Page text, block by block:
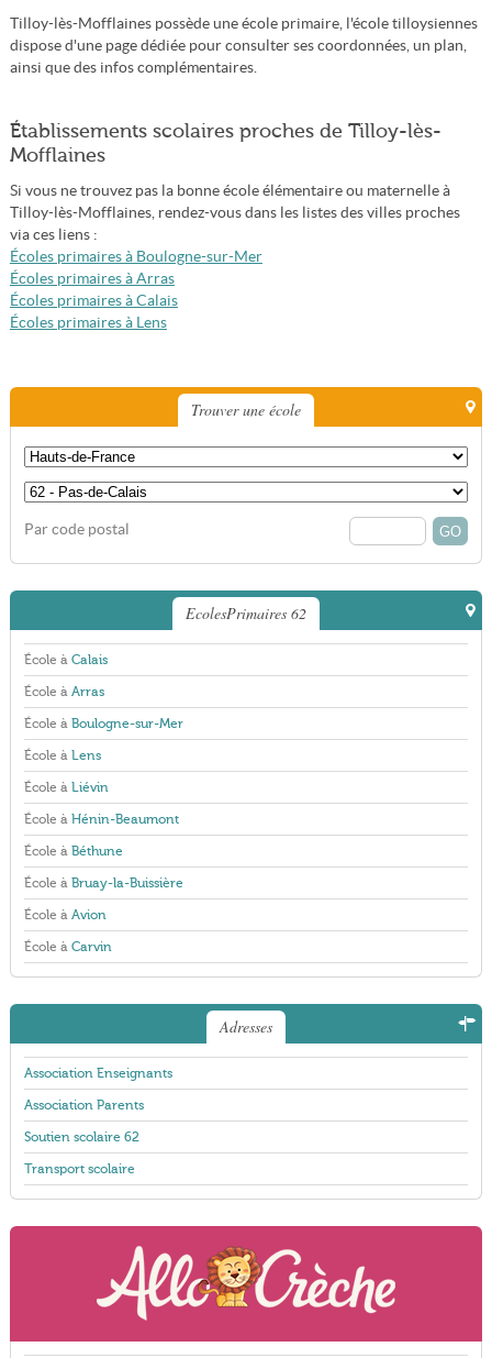
Tilloy-lès-Mofflaines possède une école primaire, l'école tilloysiennes
dispose d'une page dédiée pour consulter ses coordonnées, un plan,
ainsi que des infos complémentaires.
Établissements scolaires proches de Tilloy-lès-
Mofflaines
Si vous ne trouvez pas la bonne école élémentaire ou maternelle à
Tilloy-lès-Mofflaines, rendez-vous dans les listes des villes proches
via ces liens :
Écoles primaires à Boulogne-sur-Mer
Écoles primaires à Arras
Écoles primaires à Calais
Écoles primaires à Lens
Trouver une école
Par code postal
EcolesPrimaires 62
École à Calais
École à Arras
École à Boulogne-sur-Mer
École à Lens
École à Liévin
École à Hénin-Beaumont
École à Béthune
École à Bruay-la-Buissière
École à Avion
École à Carvin
Adresses
Association Enseignants
Association Parents
Soutien scolaire 62
Transport scolaire